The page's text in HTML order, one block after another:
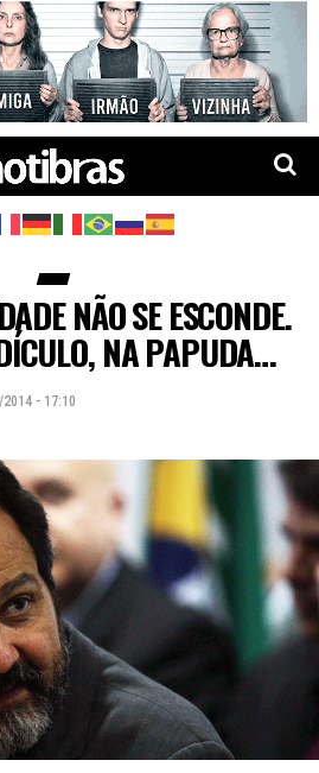
NÃO SE ESCONDE.
NA PAPUDA…
- 17:10